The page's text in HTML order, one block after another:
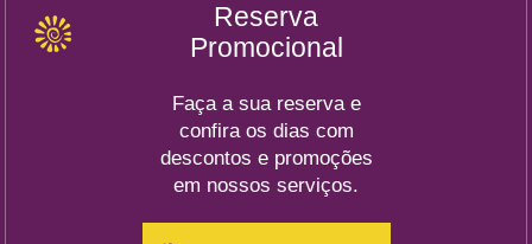
Reserva
Promocional
Faça a sua reserva e
confira os dias com
descontos e promoções
em nossos serviços.